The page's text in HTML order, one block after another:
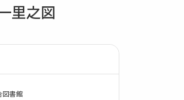
里之図
図書館